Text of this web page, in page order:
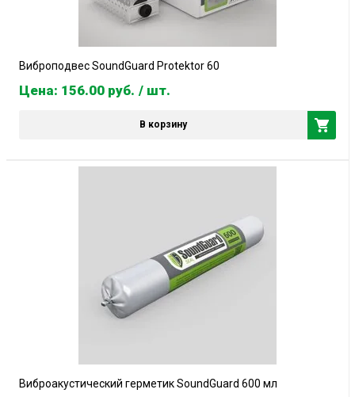
Виброподвес SoundGuard Protektor 60
Цена: 156.00 руб. / шт.
В корзину
Виброакустический герметик SoundGuard 600 мл